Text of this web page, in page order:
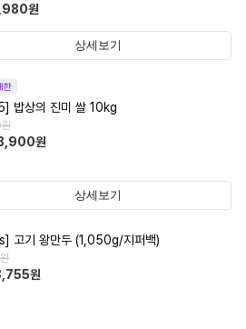
원
상세보기
한
밥상의 진미 쌀 10kg
원
원
상세보기
고기 왕만두 (1,050g/지퍼백)
원
원